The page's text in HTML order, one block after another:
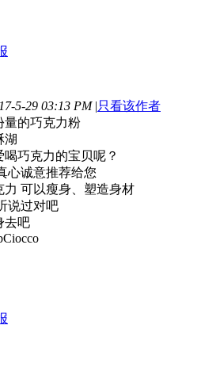
5-29 03:13 PM |只看该作者
量的巧克力粉
湖
巧克力的宝贝呢？
心诚意推荐给您
力 可以瘦身、塑造身材
说过对吧
去吧